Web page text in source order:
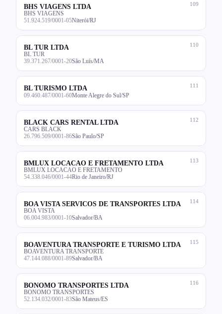
109
BHS VIAGENS LTDA
BHS VIAGENS
51.924.519/0001-05Niterói/RJ
110
BL TUR LTDA
BL TUR
39.371.267/0001-20São Luís/MA
111
BL TURISMO LTDA
09.460.487/0001-60Monte Alegre do Sul/SP
112
BLACK CARS RENTAL LTDA
CARS BLACK
26.796.509/0001-86São Paulo/SP
113
BMLUX LOCACAO E FRETAMENTO LTDA
BMLUX LOCACAO E FRETAMENTO
54.338.046/0001-44Rio de Janeiro/RJ
114
BOA VISTA SERVICOS DE TRANSPORTES LTDA
BOA VISTA
06.004.983/0001-10Salvador/BA
115
BOAVENTURA TRANSPORTE E TURISMO LTDA
BOAVENTURA TRANSPORTE
47.144.088/0001-89Salvador/BA
116
BONOMO TRANSPORTES LTDA
BONOMO TRANSPORTES
52.134.032/0001-83São Mateus/ES